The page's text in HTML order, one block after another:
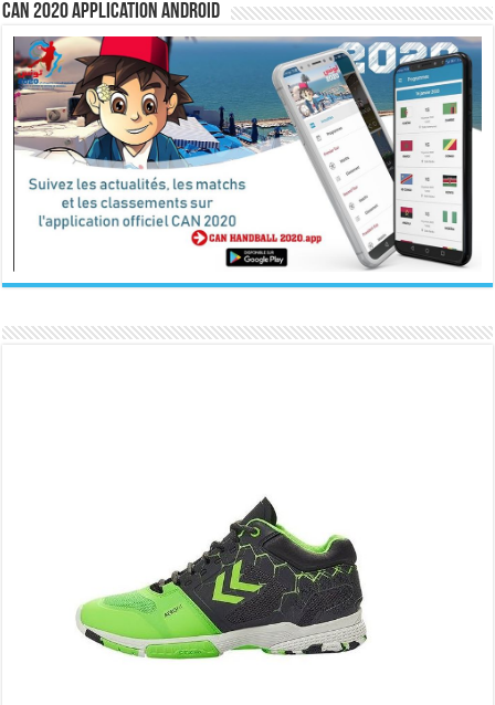
CAN 2020 Application Android